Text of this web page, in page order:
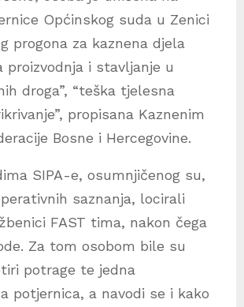
Općinskog suda u Zenici
progona za kaznena djela
proizvodnja i stavljanje u
droga”, “teška tjelesna
propisana Kaznenim
Bosne i Hercegovine.
SIPA-e, osumnjičenog su,
saznanja, locirali
FAST tima, nakon čega
Za tom osobom bile su
potrage te jedna
potjernica, a navodi se i kako